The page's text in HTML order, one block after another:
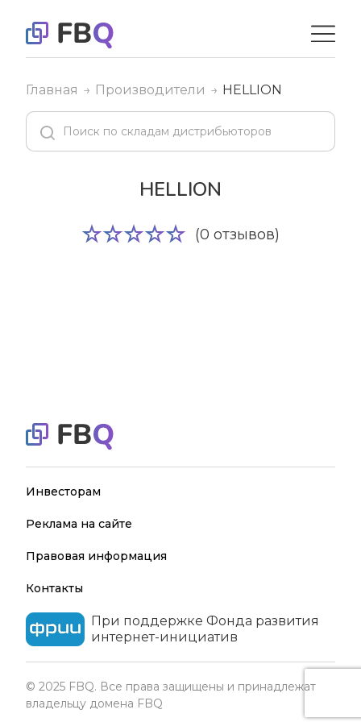
Главная Производители HELLION
HELLION
(0 отзывов)
При поддержке Фонда развития
интернет-инициатив
Инвесторам
Реклама на сайте
Правовая информация
Контакты
© 2025 FBQ. Все права защищены и принадлежат
владельцу домена FBQ